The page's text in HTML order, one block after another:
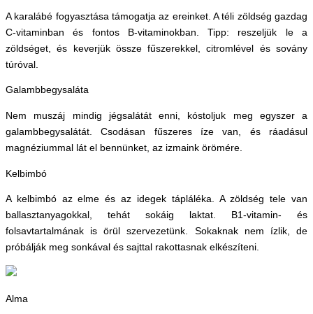
A karalábé fogyasztása támogatja az ereinket. A téli zöldség gazdag
C-vitaminban és fontos B-vitaminokban. Tipp: reszeljük le a
zöldséget, és keverjük össze fűszerekkel, citromlével és sovány
túróval.
Galambbegysaláta
Nem muszáj mindig jégsalátát enni, kóstoljuk meg egyszer a
galambbegysalátát. Csodásan fűszeres íze van, és ráadásul
magnéziummal lát el bennünket, az izmaink örömére.
Kelbimbó
A kelbimbó az elme és az idegek tápláléka. A zöldség tele van
ballasztanyagokkal, tehát sokáig laktat. B1-vitamin- és
folsavtartalmának is örül szervezetünk. Sokaknak nem ízlik, de
próbálják meg sonkával és sajttal rakottasnak elkészíteni.
Alma